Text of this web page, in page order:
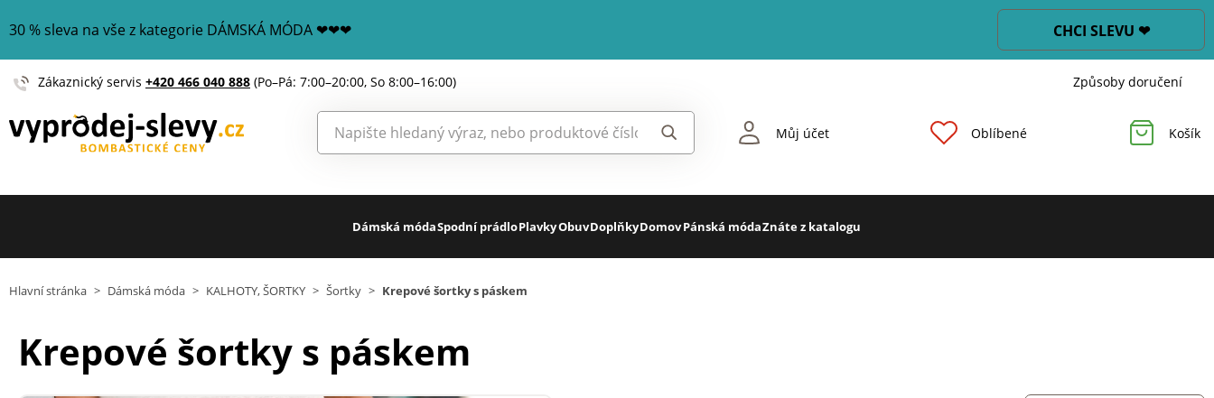
30 % sleva na vše z kategorie DÁMSKÁ MÓDA ❤❤❤ CHCI SLEVU ❤
Zákaznický servis +420 466 040 888 (Po–Pá: 7:00–20:00, So 8:00–16:00) Způsoby doručení
Můj účet Oblíbené Košík
Dámská módaSpodní prádloPlavkyObuvDoplňkyDomovPánská módaZnáte z katalogu
Hlavní stránka > Dámská móda > KALHOTY, ŠORTKY > Šortky > Krepové šortky s páskem
Krepové šortky s páskem